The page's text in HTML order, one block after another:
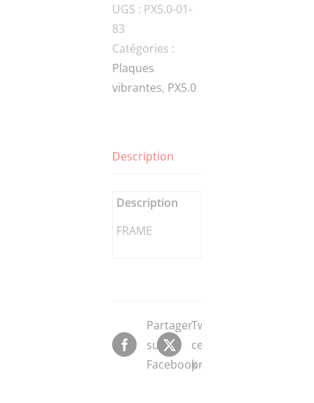
UGS : PX5.0-01-
83
Catégories :
Plaques
vibrantes, PX5.0
Description
Description
FRAME
Partager
sur
Facebook
Tweeter
ce
produit